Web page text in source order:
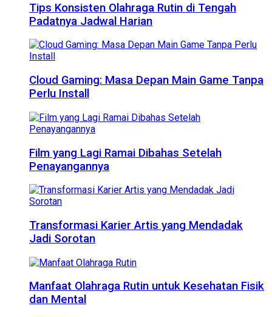
Tips Konsisten Olahraga Rutin di Tengah
Padatnya Jadwal Harian
Cloud Gaming: Masa Depan Main Game Tanpa
Perlu Install
Film yang Lagi Ramai Dibahas Setelah
Penayangannya
Transformasi Karier Artis yang Mendadak
Jadi Sorotan
Manfaat Olahraga Rutin untuk Kesehatan Fisik
dan Mental